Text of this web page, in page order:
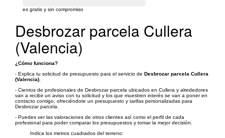
es gratis y sin compromiso
Desbrozar parcela Cullera
(Valencia)
¿Cómo funciona?
- Explica tu solicitud de presupuesto para el servicio de Desbrozar parcela Cullera
(Valencia)
- Cientos de profesionales de Desbrozar parcela ubicados en Cullera y alrededores
van a recibir un aviso con tu solicitud y los que muestren interés se van a poner en
contacto contigo, ofreciéndote un presupuesto y tarifas personalizadas para
Desbrozar parcela.
- Puedes ver las valoraciones de otros clientes así como el perfil de cada
profesional para poder comparar los presupuestos y tomar la mejor decisión.
Indica los metros cuadrados del terreno: